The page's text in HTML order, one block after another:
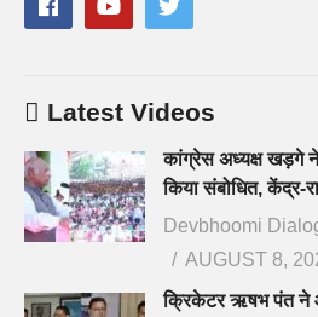
Latest Videos
कांग्रेस अध्यक्ष खड़गे
किया संबोधित, केंद्र-
Devbhoomi
AUGUST 8,
क्रिकेटर ऋषभ पंत ने